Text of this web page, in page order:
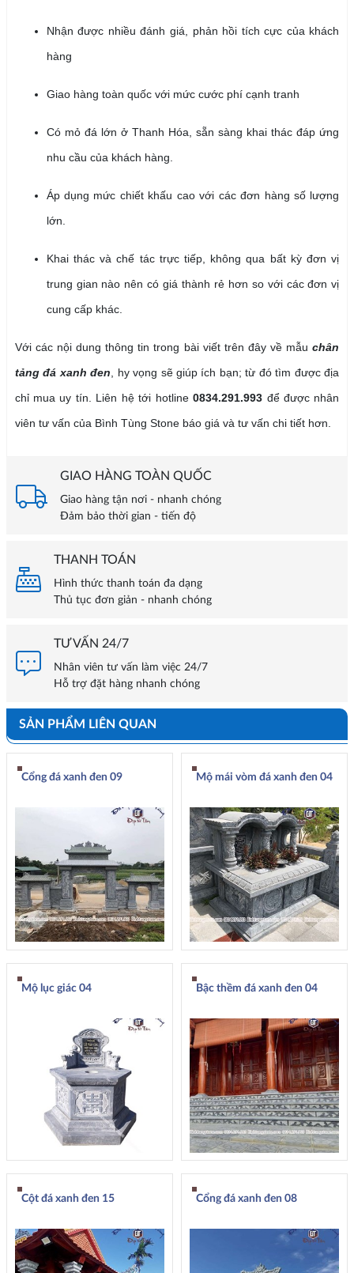
Nhận được nhiều đánh giá, phản hồi tích cực của khách
hàng
Giao hàng toàn quốc với mức cước phí cạnh tranh
Có mỏ đá lớn ở Thanh Hóa, sẵn sàng khai thác đáp ứng
nhu cầu của khách hàng.
Áp dụng mức chiết khấu cao với các đơn hàng số lượng
lớn.
Khai thác và chế tác trực tiếp, không qua bất kỳ đơn vị
trung gian nào nên có giá thành rẻ hơn so với các đơn vị
cung cấp khác.
Với các nội dung thông tin trong bài viết trên đây về mẫuchân
tảng đá xanh đen , hy vọng sẽ giúp ích bạn; từ đó tìm được địa
chỉ mua uy tín. Liên hệ tới hotline0834.291.993 để được nhân
viên tư vấn của Bình Tùng Stone báo giá và tư vấn chi tiết hơn.
GIAO HÀNG TOÀN QUỐC
Giao hàng tận nơi - nhanh chóng
Đảm bảo thời gian - tiến độ
THANH TOÁN
Hình thức thanh toán đa dạng
Thủ tục đơn giản - nhanh chóng
TƯ VẤN 24/7
Nhân viên tư vấn làm việc 24/7
Hỗ trợ đặt hàng nhanh chóng
SẢN PHẨM LIÊN QUAN
Cổng đá xanh đen 09 Mộ mái vòm đá xanh đen 04
Mộ lục giác 04 Bậc thềm đá xanh đen 04
Cột đá xanh đen 15 Cổng đá xanh đen 08